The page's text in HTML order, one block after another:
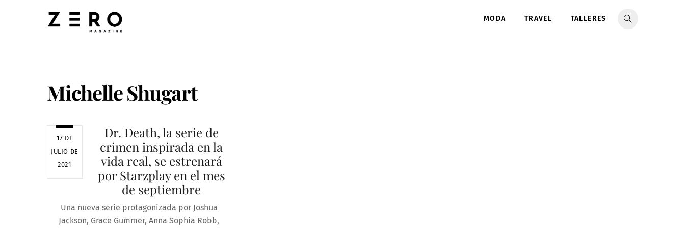
MODA TRAVEL TALLERES
Michelle Shugart
17 DE
JULIO DE
2021
Dr. Death, la serie de
crimen inspirada en la
vida real, se estrenará
por Starzplay en el mes
de septiembre
Una nueva serie protagonizada por Joshua
Jackson, Grace Gummer, Anna Sophia Robb,